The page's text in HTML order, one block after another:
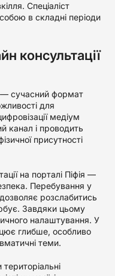
Спеціаліст
в складні періоди
консультації
— сучасний формат
для
медіум
канал і проводить
присутності
на порталі Піфія —
Перебування у
розслабитись
Завдяки цьому
налаштування. У
глибше, особливо
теми.